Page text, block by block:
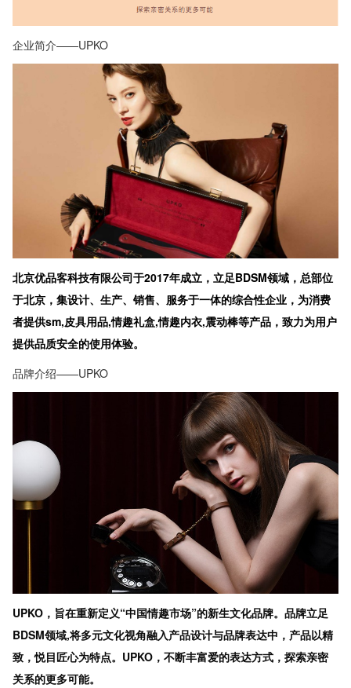
企业简介——UPKO
北京优品客科技有限公司于2017年成立，立足BDSM领域，总部位
于北京，集设计、生产、销售、服务于一体的综合性企业，为消费
者提供sm,皮具用品,情趣礼盒,情趣内衣,震动棒等产品，致力为用户
提供品质安全的使用体验。
品牌介绍——UPKO
UPKO，旨在重新定义“中国情趣市场”的新生文化品牌。品牌立足
BDSM领域,将多元文化视角融入产品设计与品牌表达中，产品以精
致，悦目匠心为特点。UPKO，不断丰富爱的表达方式，探索亲密
关系的更多可能。